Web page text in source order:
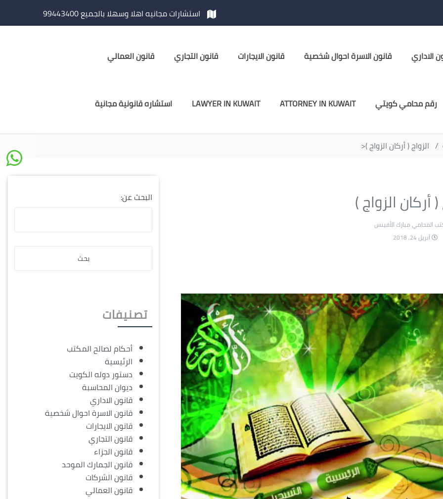
استشارات مجانيه اهلا وسهلا بالجميع 99443400
الاداري قانون الاسرة احوال شخصية قانون الايجارات قانون التجاري قانون العمالي
رقم محامي كويتي ATTORNEY IN KUWAIT
LAWYER IN KUWAIT استشاره قانونية مجانية
الزواج ( أركان الزواج )<
أركان الزواج )
المحامي مبارك الأفينس
أبريل 24, 2018
البحث عن:
تصنيفات
أحكام لصالح المكتب
الرئيسية
دستور دوله الكويت
ديوان المحاسبة
قانون الاداري
قانون الاسرة احوال شخصية
قانون الايجارات
قانون التجاري
قانون الجزاء
قانون الجمارك الموحد
قانون الشركات
قانون العمالي